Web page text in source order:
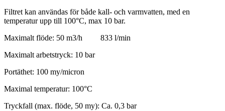
Filtret kan användas för både kall- och varmvatten, med en
temperatur upp till 100°C, max 10 bar.
Maximalt flöde: 50 m3/h 833 l/min
Maximalt arbetstryck: 10 bar
Portäthet: 100 my/micron
Maximal temperatur: 100°C
Tryckfall (max. flöde, 50 my): Ca. 0,3 bar